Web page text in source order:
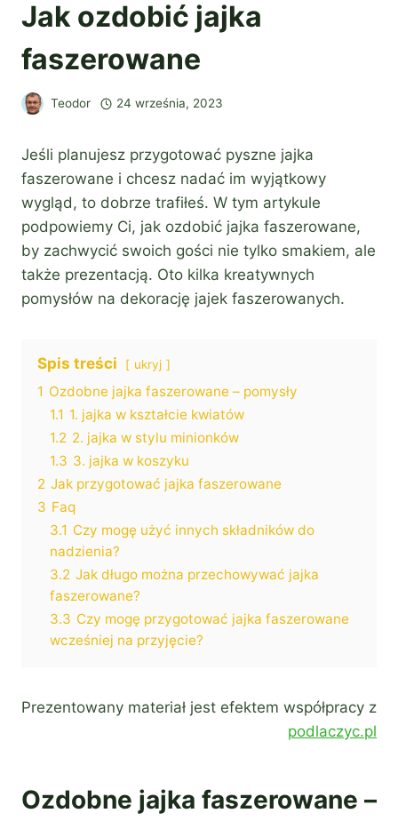
Jak ozdobić jajka
faszerowane
Teodor 24 września, 2023
Jeśli planujesz przygotować pyszne jajka
faszerowane i chcesz nadać im wyjątkowy
wygląd, to dobrze trafiłeś. W tym artykule
podpowiemy Ci, jak ozdobić jajka faszerowane,
by zachwycić swoich gości nie tylko smakiem, ale
także prezentacją. Oto kilka kreatywnych
pomysłów na dekorację jajek faszerowanych.
Spis treści ukryj
1 Ozdobne jajka faszerowane – pomysły
1.1 1. jajka w kształcie kwiatów
1.2 2. jajka w stylu minionków
1.3 3. jajka w koszyku
2 Jak przygotować jajka faszerowane
3 Faq
3.1 Czy mogę użyć innych składników do
nadzienia?
3.2 Jak długo można przechowywać jajka
faszerowane?
3.3 Czy mogę przygotować jajka faszerowane
wcześniej na przyjęcie?
Prezentowany materiał jest efektem współpracy z
podlaczyc.pl
Ozdobne jajka faszerowane –